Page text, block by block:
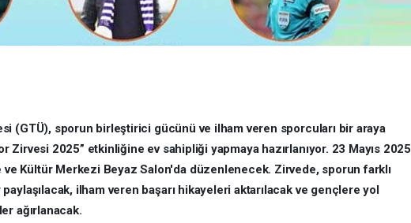
(GTÜ), sporun birleştirici gücünü ve ilham veren sporcuları bir araya
Zirvesi 2025” etkinliğine ev sahipliği yapmaya hazırlanıyor. 23 Mayıs 2025
ve Kültür Merkezi Beyaz Salon'da düzenlenecek. Zirvede, sporun farklı
ilham veren başarı hikayeleri aktarılacak ve gençlere yol
ağırlanacak.